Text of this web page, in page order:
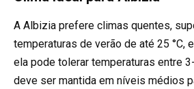
A Albizia prefere climas quentes,
temperaturas de verão de até 25 °C,
ela pode tolerar temperaturas entre
deve ser mantida em níveis médios